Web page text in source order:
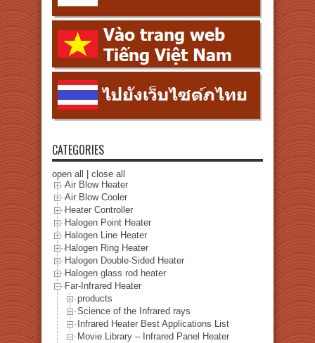
CATEGORIES
open all
close all
Air Blow Heater
Air Blow Cooler
Heater Controller
Halogen Point Heater
Halogen Line Heater
Halogen Ring Heater
Halogen Double-Sided Heater
Halogen glass rod heater
Far-Infrared Heater
products
Science of the Infrared rays
Infrared Heater Best Applications List
Movie Library – Infrared Panel Heater